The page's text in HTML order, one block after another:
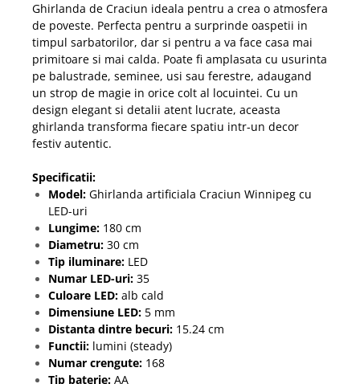
Ghirlanda de Craciun ideala pentru a crea o atmosfera
de poveste. Perfecta pentru a surprinde oaspetii in
timpul sarbatorilor, dar si pentru a va face casa mai
primitoare si mai calda. Poate fi amplasata cu usurinta
pe balustrade, seminee, usi sau ferestre, adaugand
un strop de magie in orice colt al locuintei. Cu un
design elegant si detalii atent lucrate, aceasta
ghirlanda transforma fiecare spatiu intr-un decor
festiv autentic.
Specificatii:
Model: Ghirlanda artificiala Craciun Winnipeg cu
LED-uri
Lungime: 180 cm
Diametru: 30 cm
Tip iluminare: LED
Numar LED-uri: 35
Culoare LED: alb cald
Dimensiune LED: 5 mm
Distanta dintre becuri: 15.24 cm
Functii: lumini (steady)
Numar crengute: 168
Tip baterie: AA